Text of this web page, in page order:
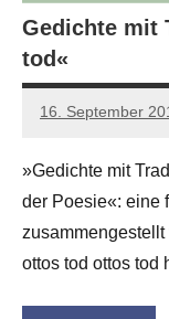
Gedichte mit
tod«
16. September
Jan-
Hornauer
für
dasgedichtblog
»Gedichte mit
der Poesie«: eine
ottos tod ottos tod